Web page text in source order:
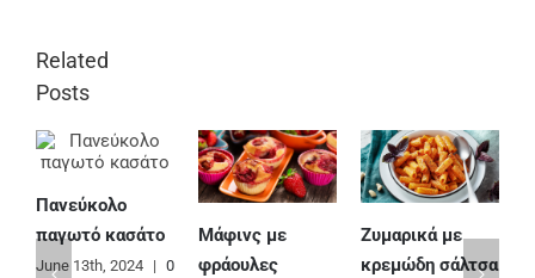
Related
Posts
Πανεύκολο
παγωτό κασάτο
June 13th, 2024 | 0
Μάφινς με
φράουλες
Ζυμαρικά με
κρεμώδη σάλτσα